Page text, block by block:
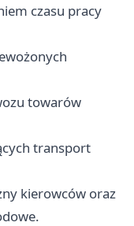
czasu pracy
towarów
transport
kierowców oraz